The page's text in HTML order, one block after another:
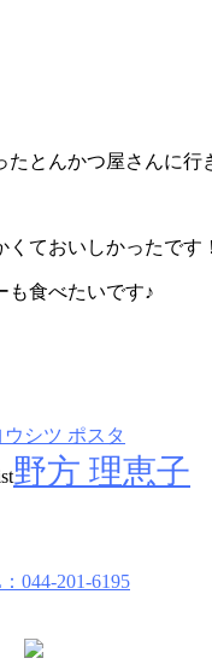
たとんかつ屋さんに行
くておいしかったです
も食べたいです♪
ウシツ ポスタ
野方 理恵子
044-201-6195